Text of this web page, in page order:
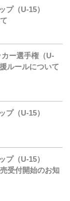
プ（U-15）
ー選手権（U-
ルールについて
プ（U-15）
プ（U-15）
受付開始のお知